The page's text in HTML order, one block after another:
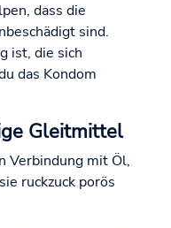
dass die
sind.
ist, die sich
das Kondom
Gleitmittel
Verbindung mit Öl,
ruckzuck porös